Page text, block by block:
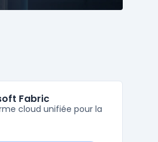
Fabric
cloud unifiée pour la